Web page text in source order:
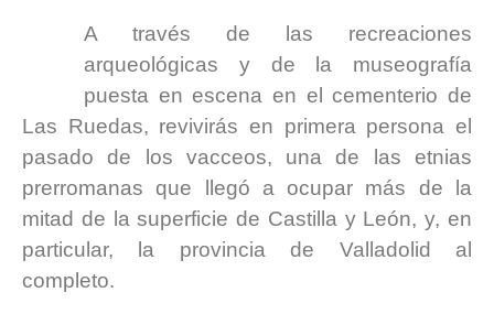
A través de las recreaciones
arqueológicas y de la museografía
puesta en escena en el cementerio de
Las Ruedas, revivirás en primera persona el
pasado de los vacceos, una de las etnias
prerromanas que llegó a ocupar más de la
mitad de la superficie de Castilla y León, y, en
particular, la provincia de Valladolid al
completo.